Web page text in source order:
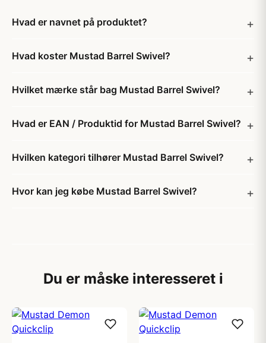
Hvad er navnet på produktet?
Hvad koster Mustad Barrel Swivel?
Hvilket mærke står bag Mustad Barrel Swivel?
Hvad er EAN / Produktid for Mustad Barrel Swivel?
Hvilken kategori tilhører Mustad Barrel Swivel?
Hvor kan jeg købe Mustad Barrel Swivel?
Du er måske interesseret i